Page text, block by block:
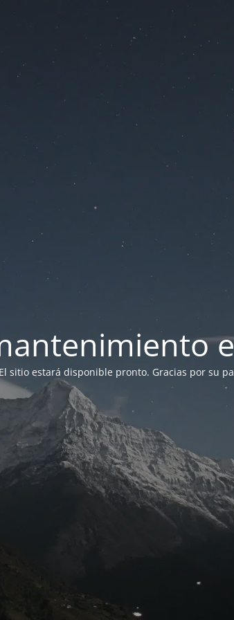
sitio estará disponible pronto. Gracias por su